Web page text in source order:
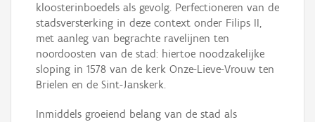
kloosterinboedels als gevolg. Perfectioneren van de
stadsversterking in deze context onder Filips II,
met aanleg van begrachte ravelijnen ten
noordoosten van de stad: hiertoe noodzakelijke
sloping in 1578 van de kerk Onze-Lieve-Vrouw ten
Brielen en de Sint-Janskerk.
Inmiddels groeiend belang van de stad als